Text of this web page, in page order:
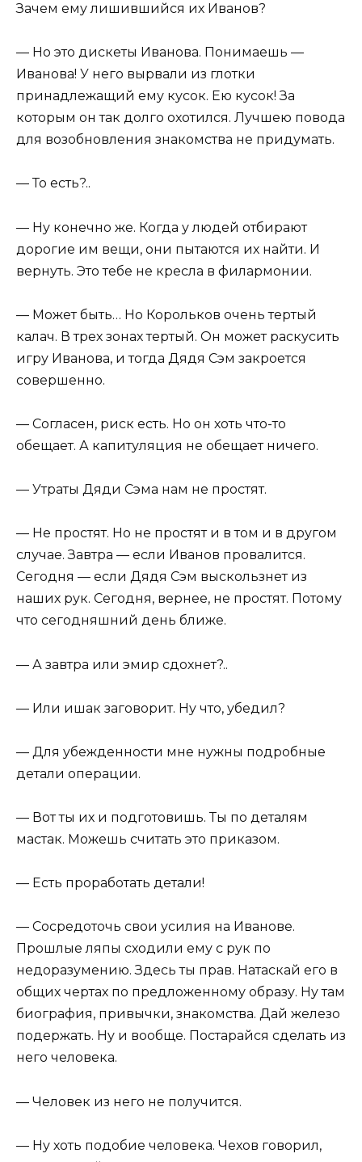
Зачем ему лишившийся их Иванов?
— Но это дискеты Иванова. Понимаешь —
Иванова! У него вырвали из глотки
принадлежащий ему кусок. Ею кусок! За
которым он так долго охотился. Лучшею повода
для возобновления знакомства не придумать.
— То есть?..
— Ну конечно же. Когда у людей отбирают
дорогие им вещи, они пытаются их найти. И
вернуть. Это тебе не кресла в филармонии.
— Может быть… Но Корольков очень тертый
калач. В трех зонах тертый. Он может раскусить
игру Иванова, и тогда Дядя Сэм закроется
совершенно.
— Согласен, риск есть. Но он хоть что-то
обещает. А капитуляция не обещает ничего.
— Утраты Дяди Сэма нам не простят.
— Не простят. Но не простят и в том и в другом
случае. Завтра — если Иванов провалится.
Сегодня — если Дядя Сэм выскользнет из
наших рук. Сегодня, вернее, не простят. Потому
что сегодняшний день ближе.
— А завтра или эмир сдохнет?..
— Или ишак заговорит. Ну что, убедил?
— Для убежденности мне нужны подробные
детали операции.
— Вот ты их и подготовишь. Ты по деталям
мастак. Можешь считать это приказом.
— Есть проработать детали!
— Сосредоточь свои усилия на Иванове.
Прошлые ляпы сходили ему с рук по
недоразумению. Здесь ты прав. Натаскай его в
общих чертах по предложенному образу. Ну там
биография, привычки, знакомства. Дай железо
подержать. Ну и вообще. Постарайся сделать из
него человека.
— Человек из него не получится.
— Ну хоть подобие человека. Чехов говорил,